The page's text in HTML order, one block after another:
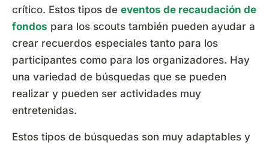
crítico. Estos tipos de eventos de recaudación de
fondos para los scouts también pueden ayudar a
crear recuerdos especiales tanto para los
participantes como para los organizadores. Hay
una variedad de búsquedas que se pueden
realizar y pueden ser actividades muy
entretenidas.
Estos tipos de búsquedas son muy adaptables y